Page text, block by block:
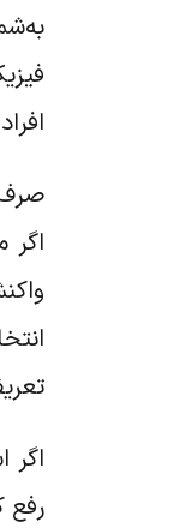
اگر
اگر
رفع